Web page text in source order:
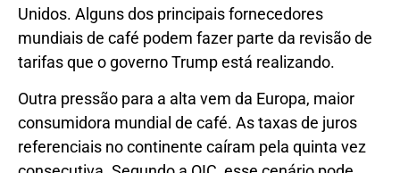
Unidos. Alguns dos principais fornecedores
mundiais de café podem fazer parte da revisão de
tarifas que o governo Trump está realizando.
Outra pressão para a alta vem da Europa, maior
consumidora mundial de café. As taxas de juros
referenciais no continente caíram pela quinta vez